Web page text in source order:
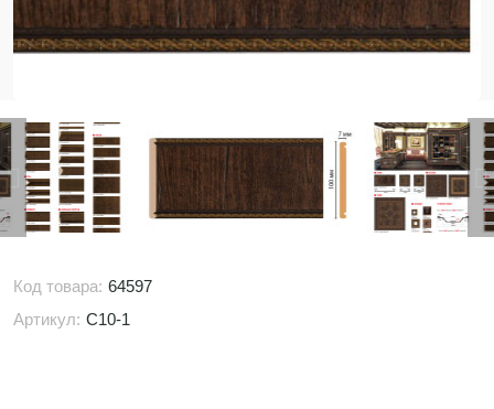
Код товара: 64597
Артикул: C10-1